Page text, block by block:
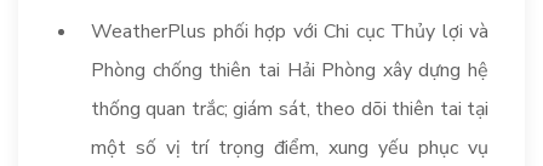
WeatherPlus phối hợp với Chi cục Thủy lợi và
Phòng chống thiên tai Hải Phòng xây dựng hệ
thống quan trắc; giám sát, theo dõi thiên tai tại
một số vị trí trọng điểm, xung yếu phục vụ